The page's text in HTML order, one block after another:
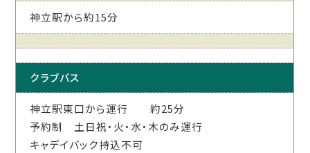
神立駅から約15分
クラブバス
神立駅東口から運行 約25分
予約制 土日祝・火・水・木のみ運行
キャデイバック持込不可